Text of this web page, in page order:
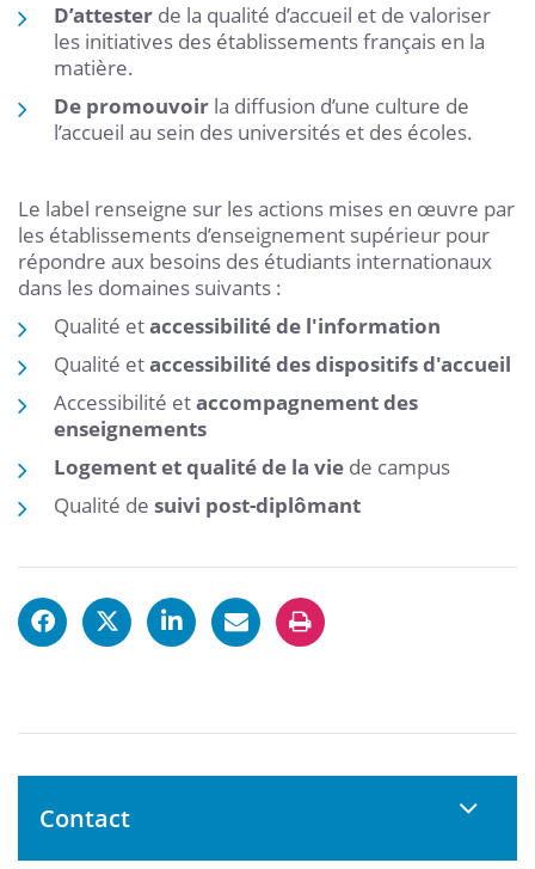
D’attester de la qualité d’accueil et de valoriser
les initiatives des établissements français en la
matière.
De promouvoir la diffusion d’une culture de
l’accueil au sein des universités et des écoles.
Le label renseigne sur les actions mises en œuvre par
les établissements d’enseignement supérieur pour
répondre aux besoins des étudiants internationaux
dans les domaines suivants :
Qualité etaccessibilité de l'information
Qualité etaccessibilité des dispositifs d'accueil
Accessibilité etaccompagnement des
enseignements
Logement et qualité de la vie de campus
Qualité de suivi post-diplômant
Contact